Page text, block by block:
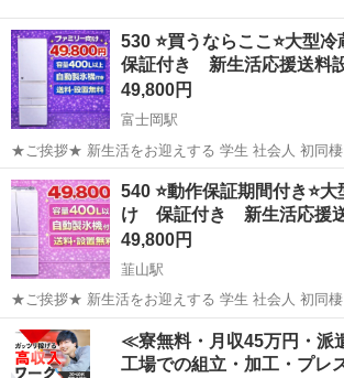
530 ⭐️買うならここ⭐️大型
保証付き 新生活応援送料
49,800円
富士岡駅
★ご挨拶★ 新生活をお迎えする 学生 社会人 初同棲 単身赴任の方に、
大好評の大型冷蔵庫になります。 【階段運搬】追加料金なし 【送料設
置込み】 当ショップの家電は、大手不動産の家電付きアパートに設置
する予定であっ...
静岡 裾野市 富士岡駅 キッチン家電
540 ⭐️動作保証期間付き⭐️
け 保証付き 新生活応援
49,800円
韮山駅
★ご挨拶★ 新生活をお迎えする 学生 社会人 初同棲 単身赴任の方に、
大好評の大型冷蔵庫になります。 【階段運搬】追加料金なし 【送料設
置込み】 当ショップの家電は、大手不動産の家電付きアパートに設置
する予定であっ...
静岡 沼津市 韮山駅 キッチン家電
≪寮無料・月収45万円・派
工場での組立・加工・プレ